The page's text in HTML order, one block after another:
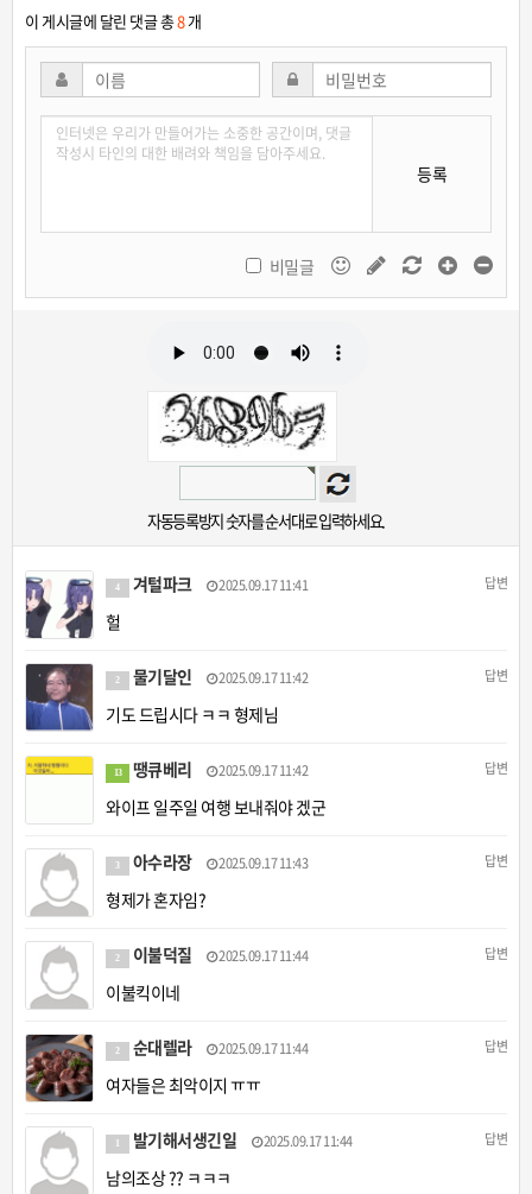
이 게시글에 달린 댓글 총8개
등록
비밀글
자동등록방지 숫자를 순서대로 입력하세요.
4 겨털파크 2025.09.17 11:41 답변
헐
2 물기달인 2025.09.17 11:42 답변
기도 드립시다 ㅋㅋ 형제님
13 땡큐베리 2025.09.17 11:42 답변
와이프 일주일 여행 보내줘야 겠군
3 아수라장 2025.09.17 11:43 답변
형제가 혼자임?
2 이불덕질 2025.09.17 11:44 답변
이불킥이네
2 순대렐라 2025.09.17 11:44 답변
여자들은 최악이지 ㅠㅠ
발기해서생긴일 2025.09.17 11:44 답변
남의조상 ?? ㅋㅋㅋ